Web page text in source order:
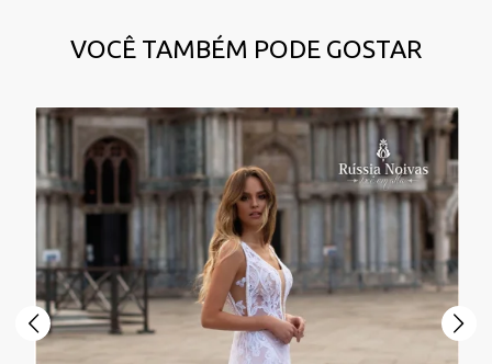
VOCÊ TAMBÉM PODE GOSTAR